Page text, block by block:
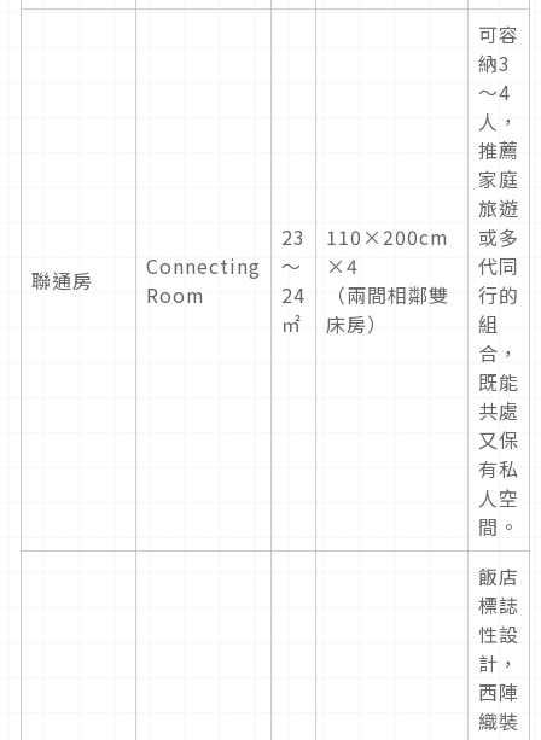
聯通房
Connecting
Room
23
～
24
㎡
110×200cm
×4
（兩間相鄰雙
床房）
可容
納3
～4
人，
推薦
家庭
旅遊
或多
代同
行的
組
合，
既能
共處
又保
有私
人空
間。
飯店
標誌
性設
計，
西陣
織裝